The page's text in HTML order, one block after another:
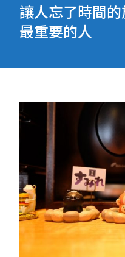
讓人忘了時間
最重要的人